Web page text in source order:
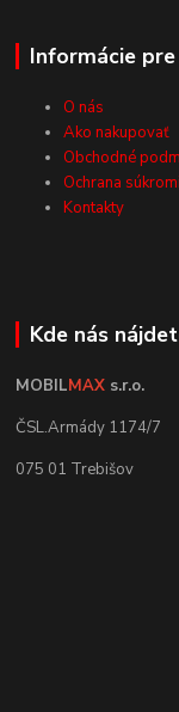
Informácie
O nás
Ako nakupovať
Obchodné
Ochrana
Kontakty
Kde nás
MOBILMAX s.r.o.
ČSL.Armády 1174/7
075 01 Trebišov